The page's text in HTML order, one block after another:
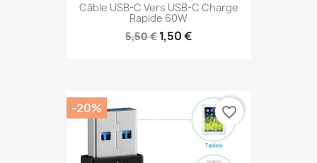
Câble USB-C Vers USB-C Charge
Rapide 60W
5,50 € 1,50 €
-20% favorite_border